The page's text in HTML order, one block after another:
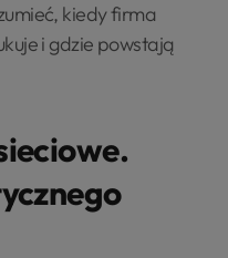
kiedy firma
i gdzie powstają